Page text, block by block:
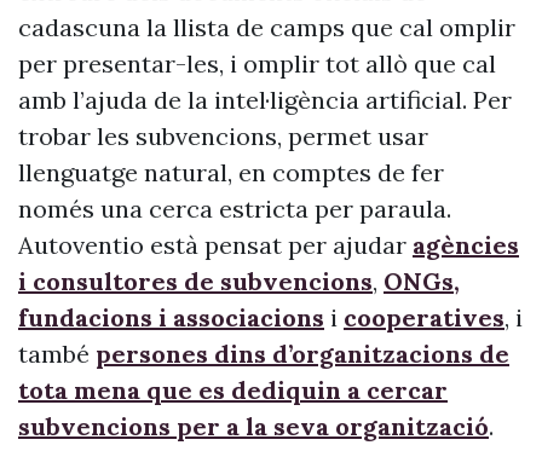
cadascuna la llista de camps que cal omplir
per presentar-les, i omplir tot allò que cal
amb l’ajuda de la intel·ligència artificial. Per
trobar les subvencions, permet usar
llenguatge natural, en comptes de fer
només una cerca estricta per paraula.
Autoventio està pensat per ajudar agències
i consultores de subvencions, ONGs,
fundacions i associacions i cooperatives, i
també persones dins d’organitzacions de
tota mena que es dediquin a cercar
subvencions per a la seva organització.